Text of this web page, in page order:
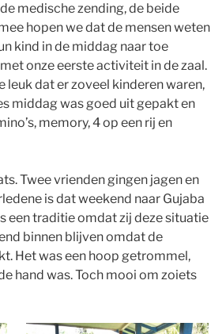
medische zending, de beide
hopen we dat de mensen weten
kind in de middag naar toe
onze eerste activiteit in de zaal.
leuk dat er zoveel kinderen waren,
middag was goed uit gepakt en
memory, 4 op een rij en
Twee vrienden gingen jagen en
is dat weekend naar Gujaba
een traditie omdat zij deze situatie
binnen blijven omdat de
Het was een hoop getrommel,
hand was. Toch mooi om zoiets